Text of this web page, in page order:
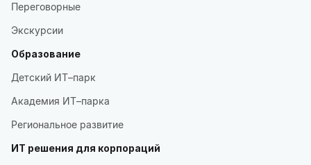
Переговорные
Экскурсии
Образование
Детский ИТ–парк
Академия ИТ–парка
Региональное развитие
ИТ решения для корпораций